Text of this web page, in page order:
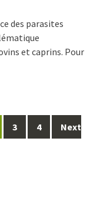
des parasites
et caprins. Pour
3 4 Next